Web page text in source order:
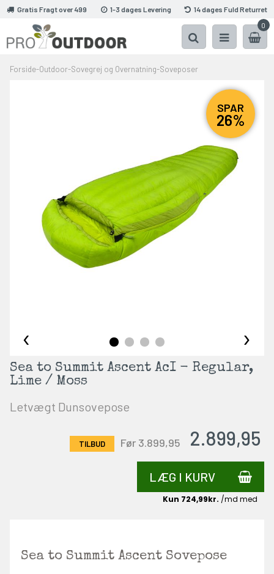
Gratis Fragt over 499 1-3 dages Levering
14 dages Fuld Returret
0
Forside-Outdoor-Sovegrej og Overnatning-Soveposer
SPAR
26%
‹ ›
Sea to Summit Ascent AcI - Regular,
Lime / Moss
Letvægt Dunsovepose
2.899,95
Før 3.899,95
LÆG I KURV
Sea to Summit Ascent Sovepose